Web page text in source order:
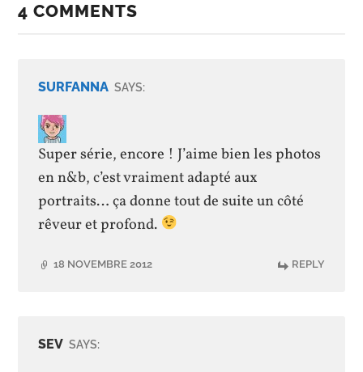
4 COMMENTS
SURFANNA SAYS:
Super série, encore ! J’aime bien les photos
en n&b, c’est vraiment adapté aux
portraits… ça donne tout de suite un côté
rêveur et profond.
18 NOVEMBRE 2012 REPLY
SEV SAYS: